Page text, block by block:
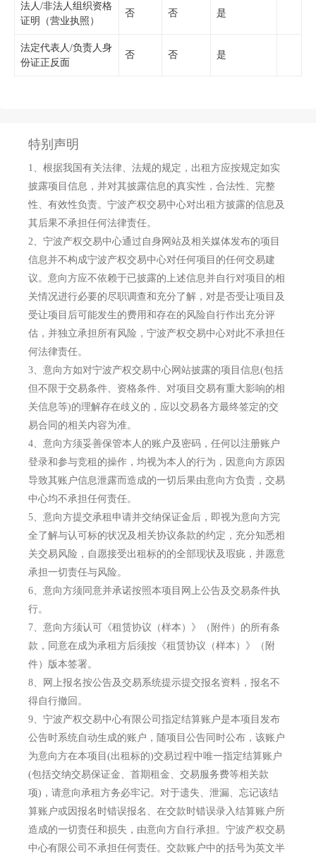
法人/非法人组织资格
证明（营业执照）
否 否 是
法定代表人/负责人身
份证正反面
否 否 是
特别声明
1、 根据我国有关法律、法规的规定，出租方应按规定如实
披露项目信息，并对其披露信息的真实性，合法性、完整
性、有效性负责。宁波产权交易中心对出租方披露的信息及
其后果不承担任何法律责任。
2、 宁波产权交易中心通过自身网站及相关媒体发布的项目
信息并不构成宁波产权交易中心对任何项目的任何交易建
议。意向方应不依赖于已披露的上述信息并自行对项目的相
关情况进行必要的尽职调查和充分了解，对是否受让项目及
受让项目后可能发生的费用和存在的风险自行作出充分评
估，并独立承担所有风险，宁波产权交易中心对此不承担任
何法律责任。
3、 意向方如对宁波产权交易中心网站披露的项目信息(包括
但不限于交易条件、资格条件、对项目交易有重大影响的相
关信息等)的理解存在歧义的，应以交易各方最终签定的交
易合同的相关内容为准。
4、 意向方须妥善保管本人的账户及密码，任何以注册账户
登录和参与竞租的操作，均视为本人的行为，因意向方原因
导致其账户信息泄露而造成的一切后果由意向方负责，交易
中心均不承担任何责任。
5、 意向方提交承租申请并交纳保证金后，即视为意向方完
全了解与认可标的状况及相关协议条款的约定，充分知悉相
关交易风险，自愿接受出租标的的全部现状及瑕疵，并愿意
承担一切责任与风险。
6、 意向方须同意并承诺按照本项目网上公告及交易条件执
行。
7、 意向方须认可《租赁协议（样本）》（附件）的所有条
款，同意在成为承租方后须按《租赁协议（样本）》（附
件）版本签署。
8、
网上报名按公告及交易系统提示提交报名资料，报名不
得自行撤回。
9、 宁波产权交易中心有限公司指定结算账户是本项目发布
公告时系统自动生成的账户，随项目公告同时公布，该账户
为意向方在本项目(出租标的)交易过程中唯一指定结算账户
(包括交纳交易保证金、首期租金、交易服务费等相关款
项)，请意向承租方务必牢记。对于遗失、泄漏、忘记该结
算账户或因报名时错误报名、在交款时错误录入结算账户所
造成的一切责任和损失，由意向方自行承担。宁波产权交易
中心有限公司不承担任何责任。交款账户中的括号为英文半